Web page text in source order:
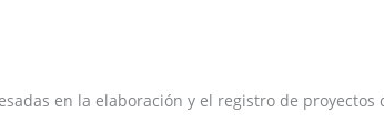
en la elaboración y el registro de